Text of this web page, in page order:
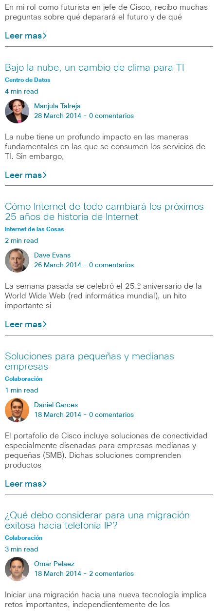
En mi rol como futurista en jefe de Cisco, recibo muchas
preguntas sobre qué deparará el futuro y de qué
Leer mas
Bajo la nube, un cambio de clima para TI
Centro de Datos
4 min read
Manjula Talreja
28 March 2014 - 0 comentarios
La nube tiene un profundo impacto en las maneras
fundamentales en las que se consumen los servicios de
TI. Sin embargo,
Leer mas
Cómo Internet de todo cambiará los próximos
25 años de historia de Internet
Internet de las Cosas
2 min read
Dave Evans
26 March 2014 - 0 comentarios
La semana pasada se celebró el 25.º aniversario de la
World Wide Web (red informática mundial), un hito
importante si
Leer mas
Soluciones para pequeñas y medianas
empresas
Colaboración
1 min read
Daniel Garces
18 March 2014 - 0 comentarios
El portafolio de Cisco incluye soluciones de conectividad
especialmente diseñadas para empresas medianas y
pequeñas (SMB). Dichas soluciones comprenden
productos
Leer mas
¿Qué debo considerar para una migración
exitosa hacia telefonía IP?
Colaboración
3 min read
Omar Pelaez
18 March 2014 - 2 comentarios
Iniciar una migración hacia una nueva tecnología implica
retos importantes, independientemente de los